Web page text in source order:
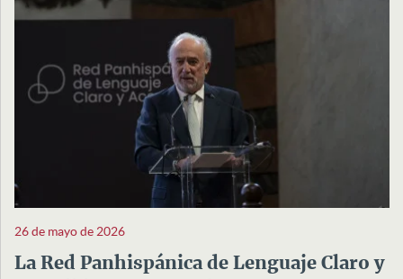
26 de mayo de 2026
La Red Panhispánica de Lenguaje Claro y